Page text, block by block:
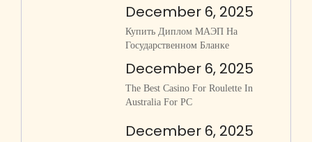
December 6, 2025
Купить Диплом МАЭП На
Государственном Бланке
December 6, 2025
The Best Casino For Roulette In
Australia For PC
December 6, 2025